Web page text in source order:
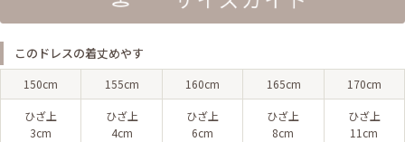
このドレスの着丈めやす
150cm 155cm 160cm 165cm 170cm
ひざ上
3cm
ひざ上
4cm
ひざ上
6cm
ひざ上
8cm
ひざ上
11cm